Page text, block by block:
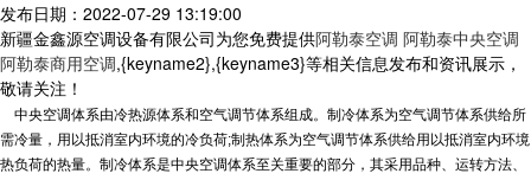
发布日期：2022-07-29 13:19:00
新疆金鑫源空调设备有限公司为您免费提供阿勒泰空调 阿勒泰中央空调
阿勒泰商用空调,{keyname2},{keyname3}等相关信息发布和资讯展示，
敬请关注！
中央空调体系由冷热源体系和空气调节体系组成。制冷体系为空气调节体系供给所
需冷量，用以抵消室内环境的冷负荷;制热体系为空气调节体系供给用以抵消室内环境
热负荷的热量。制冷体系是中央空调体系至关重要的部分，其采用品种、运转方法、